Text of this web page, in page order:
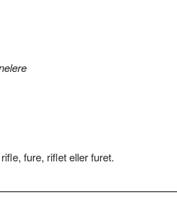
fure, riflet eller furet.